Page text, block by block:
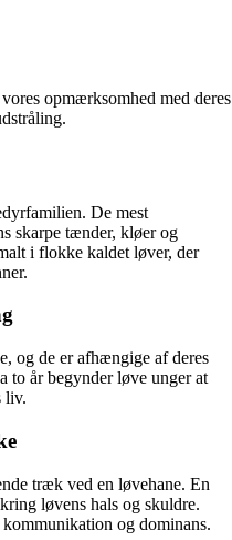
opmærksomhed med deres
De mest
skarpe tænder, kløer og
i flokke kaldet løver, der
og de er afhængige af deres
to år begynder løve unger at
liv.
træk ved en løvehane. En
løvens hals og skuldre.
og dominans.